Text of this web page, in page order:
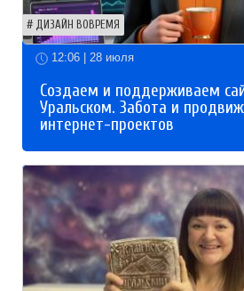
ДИЗАЙН ВОВРЕМЯ
12:06 | 28 июля
Создаем и поддерживаем
Уральском. Забота и
интернет-проектов